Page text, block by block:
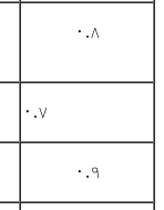
۰.۸
۰.۷
۰.۹